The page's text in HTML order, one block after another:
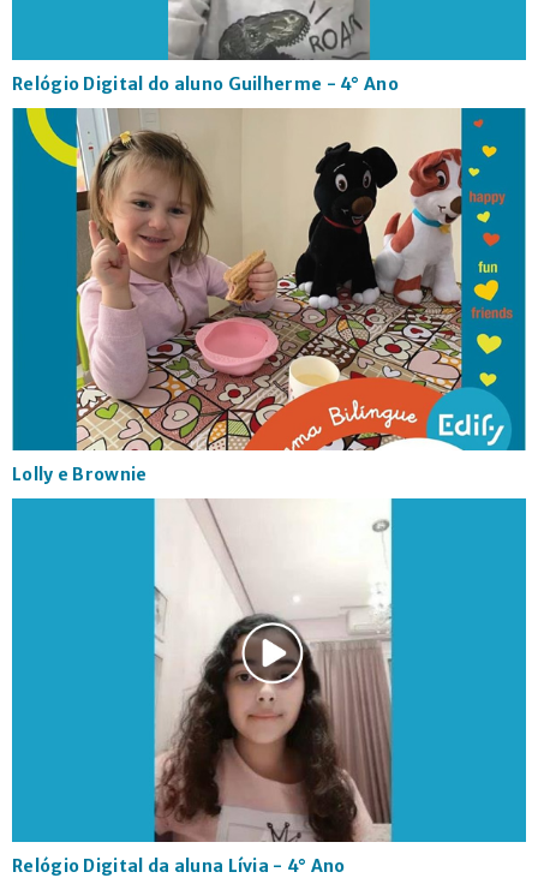
Relógio Digital do aluno Guilherme - 4° Ano
Lolly e Brownie
Relógio Digital da aluna Lívia - 4° Ano